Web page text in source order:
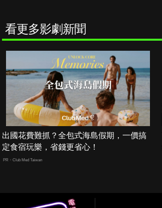
看更多影劇新聞
出國花費難抓？全包式海島假期，一價搞
定食宿玩樂，省錢更省心！
PR・Club Med Taiwan